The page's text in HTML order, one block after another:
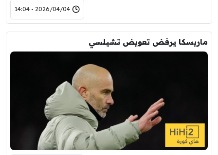
2026/04/04 - 14:04
ماريسكا يرفض تعويض تشيلسي